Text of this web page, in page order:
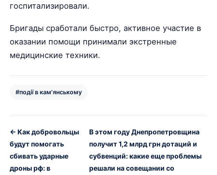
госпитализировали.
Бригады сработали быстро, активное участие в
оказании помощи принимали экстренные
медицинские техники.
#події в кам'янському
← Как добровольцы
будут помогать
сбивать ударные
дроны рф: в
В этом году Днепропетровщина
получит 1,2 млрд грн дотаций и
субвенций: какие еще проблемы
решали на совещании со